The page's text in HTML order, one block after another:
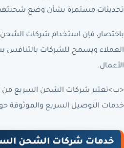
تحديثات مستمرة بشأن وضع
باختصار، فإن استخدام شركات الشحن
العملاء ويسمح للشركات
الأعمال.
<ب>تعتبر شركات الشحن السريع من
خدمات التوصيل السريع والموثوقة
خدمات شركات الشحن